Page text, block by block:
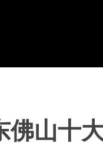
佛山十